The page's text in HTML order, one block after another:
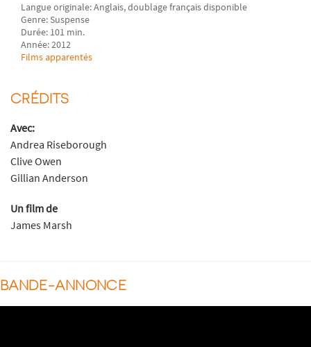
Langue originale: Anglais, doublage français disponible
Genre: Suspense
Durée: 101 min.
Année: 2012
Films apparentés
CRÉDITS
Avec:
Andrea Riseborough
Clive Owen
Gillian Anderson
Un film de
James Marsh
BANDE-ANNONCE